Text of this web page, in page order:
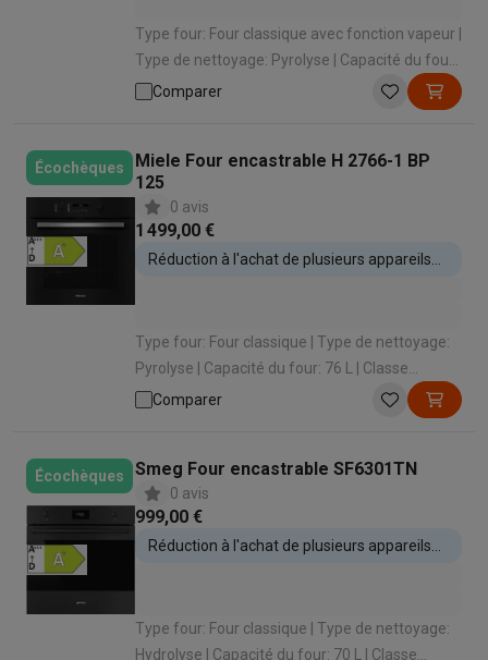
Type four: Four classique avec fonction vapeur |
Type de nettoyage: Pyrolyse | Capacité du four:
76 L | Classe énergétique: A+ | Type de cuisson:
Comparer
Écochèques
Miele Four encastrable H 2766-1 BP
125
0 avis
1 499,00 €
Réduction à l'achat de plusieurs appareils
Type four: Four classique | Type de nettoyage:
Pyrolyse | Capacité du four: 76 L | Classe
énergétique: A+ | Type de cuisson: Air pulsé
Comparer
Écochèques Smeg Four encastrable SF6301TN
0 avis
999,00 €
Réduction à l'achat de plusieurs appareils
Type four: Four classique | Type de nettoyage:
Hydrolyse | Capacité du four: 70 L | Classe